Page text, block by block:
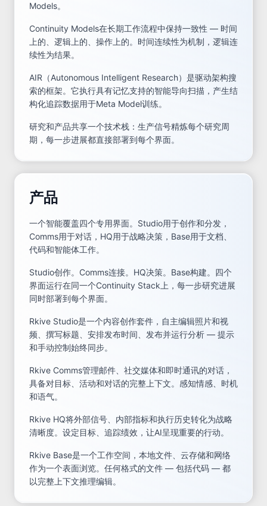
Models。
Continuity Models在长期工作流程中保持一致性 — 时间
上的、逻辑上的、操作上的。时间连续性为机制，逻辑连
续性为结果。
AIR（Autonomous Intelligent Research）是驱动架构搜
索的框架。它执行具有记忆支持的智能导向扫描，产生结
构化追踪数据用于Meta Model训练。
研究和产品共享一个技术栈：生产信号精炼每个研究周
期，每一步进展都直接部署到每个界面。
产品
一个智能覆盖四个专用界面。Studio用于创作和分发，
Comms用于对话，HQ用于战略决策，Base用于文档、
代码和智能体工作。
Studio创作。Comms连接。HQ决策。Base构建。四个
界面运行在同一个Continuity Stack上，每一步研究进展
同时部署到每个界面。
Rkive Studio是一个内容创作套件，自主编辑照片和视
频、撰写标题、安排发布时间、发布并运行分析 — 提示
和手动控制始终同步。
Rkive Comms管理邮件、社交媒体和即时通讯的对话，
具备对目标、活动和对话的完整上下文。感知情感、时机
和语气。
Rkive HQ将外部信号、内部指标和执行历史转化为战略
清晰度。设定目标、追踪绩效，让AI呈现重要的行动。
Rkive Base是一个工作空间，本地文件、云存储和网络
作为一个表面浏览。任何格式的文件 — 包括代码 — 都
以完整上下文推理编辑。